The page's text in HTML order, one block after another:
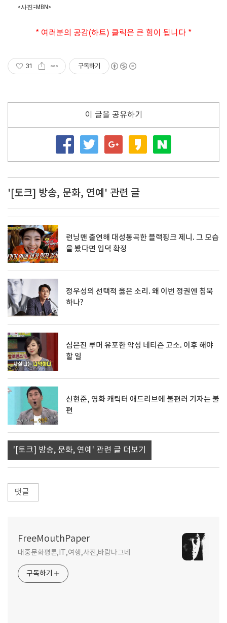
<사진=MBN>
* 여러분의 공감(하트) 클릭은 큰 힘이 됩니다 *
31 구독하기
이 글을 공유하기
'[토크] 방송, 문화, 연예' 관련 글
런닝맨 출연해 대성통곡한 블랙핑크 제니. 그 모습
을 봤다면 입덕 확정
정우성의 선택적 옳은 소리. 왜 이번 정권엔 침묵
하나?
심은진 루머 유포한 악성 네티즌 고소. 이후 해야
할 일
신현준, 영화 캐릭터 애드리브에 불편러 기자는 불
편
'[토크] 방송, 문화, 연예' 관련 글 더보기
댓글
FreeMouthPaper
대중문화평론,IT,여행,사진,바람나그네
구독하기